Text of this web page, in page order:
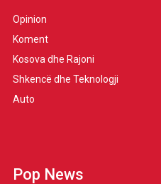
Opinion
Koment
Kosova dhe Rajoni
Shkencë dhe Teknologji
Auto
Pop News